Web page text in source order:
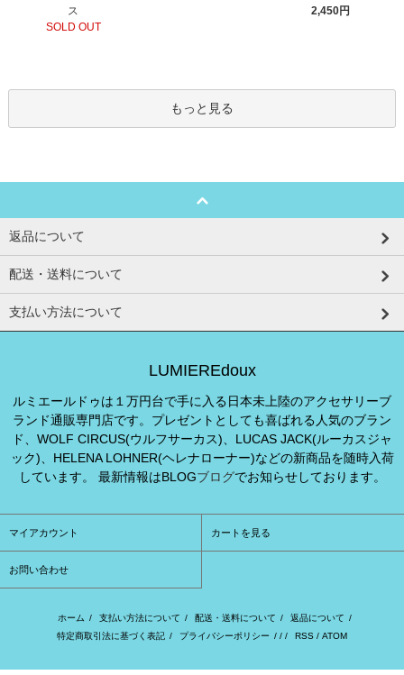
ス
SOLD OUT
2,450円
もっと見る
返品について
配送・送料について
支払い方法について
LUMIEREdoux
ルミエールドゥは１万円台で手に入る日本未上陸のアクセサリーブ
ランド通販専門店です。プレゼントとしても喜ばれる人気のブラン
ド、WOLF CIRCUS(ウルフサーカス)、LUCAS JACK(ルーカスジャ
ック)、HELENA LOHNER(ヘレナローナー)などの新商品を随時入荷
しています。 最新情報はBLOGブログでお知らせしております。
マイアカウント カートを見る
お問い合わせ
ホーム / 支払い方法について / 配送・送料について / 返品について /
特定商取引法に基づく表記 / プライバシーポリシー / / / RSS / ATOM